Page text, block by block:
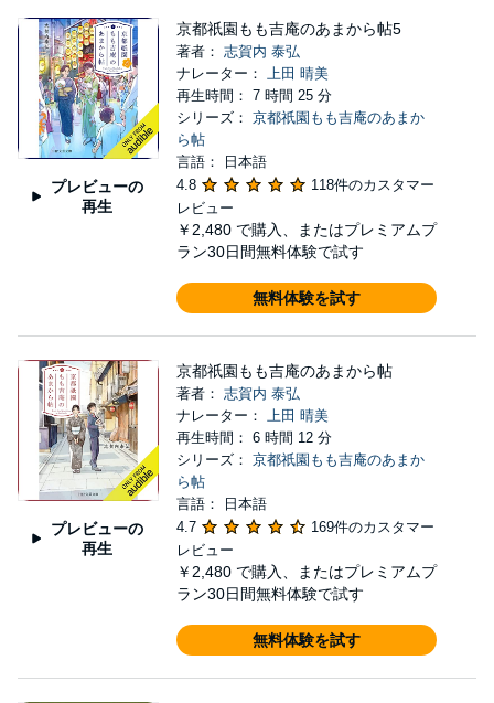
プレビューの
再生
京都祇園もも吉庵のあまから帖5
著者： 志賀内 泰弘
ナレーター： 上田 晴美
再生時間： 7 時間 25 分
シリーズ： 京都祇園もも吉庵のあまか
ら帖
言語： 日本語
4.8
118件のカスタマー
レビュー
￥2,480 で購入、またはプレミアムプ
ラン30日間無料体験で試す
無料体験を試す
プレビューの
再生
京都祇園もも吉庵のあまから帖
著者： 志賀内 泰弘
ナレーター： 上田 晴美
再生時間： 6 時間 12 分
シリーズ： 京都祇園もも吉庵のあまか
ら帖
言語： 日本語
4.7
169件のカスタマー
レビュー
￥2,480 で購入、またはプレミアムプ
ラン30日間無料体験で試す
無料体験を試す